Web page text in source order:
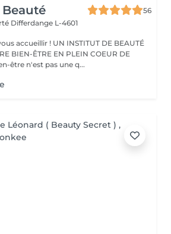
56
Differdange L-4601
INSTITUT DE BEAUTÉ
BIEN-ÊTRE EN PLEIN COEUR DE
Le bien-être n'est pas une q...